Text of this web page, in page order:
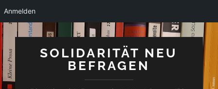
Anmelden
SOLIDARITÄT NEU
BEFRAGEN